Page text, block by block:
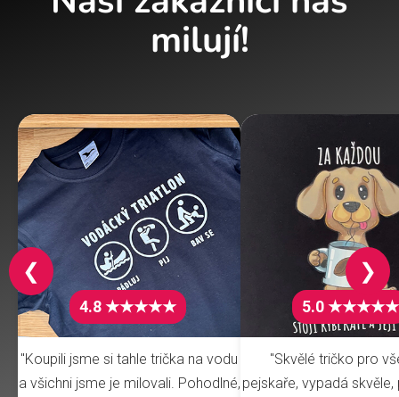
milují!
4.8 ★★★★★
"Koupili jsme si tahle trička na vodu
a všichni jsme je milovali. Pohodlné,
5.0 ★★★★★
"Skvělé tričko pro
pejskaře, vypadá
❮ ❯